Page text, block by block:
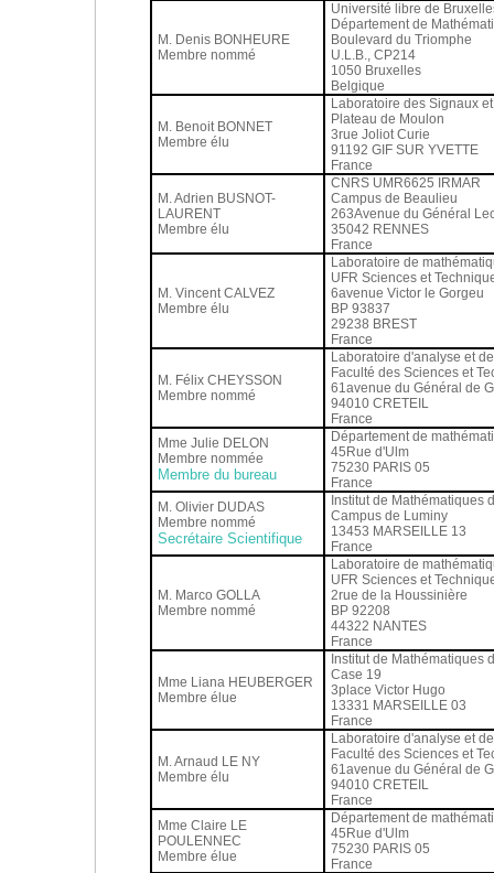
M. Denis BONHEURE
Membre nommé
Université libre de
Département de
Boulevard du Triomphe
U.L.B., CP214
1050 Bruxelles
Belgique
M. Benoit BONNET
Membre élu
Laboratoire des Signaux
Plateau de Moulon
3rue Joliot Curie
91192 GIF SUR YVETTE
France
M. Adrien BUSNOT-
LAURENT
Membre élu
CNRS UMR6625 IRMAR
Campus de Beaulieu
263Avenue du Général
35042 RENNES
France
M. Vincent CALVEZ
Membre élu
Laboratoire de
UFR Sciences et
6avenue Victor le Gorgeu
BP 93837
29238 BREST
France
M. Félix CHEYSSON
Membre nommé
Laboratoire d'analyse et
Faculté des Sciences et
61avenue du Général de
94010 CRETEIL
France
Mme Julie DELON
Membre nommée
Membre du bureau
Département de
45Rue d'Ulm
75230 PARIS 05
France
M. Olivier DUDAS
Membre nommé
Secrétaire Scientifique
Institut de Mathématiques
Campus de Luminy
13453 MARSEILLE 13
France
M. Marco GOLLA
Membre nommé
Laboratoire de
UFR Sciences et
2rue de la Houssinière
BP 92208
44322 NANTES
France
Mme Liana HEUBERGER
Membre élue
Institut de Mathématiques
Case 19
3place Victor Hugo
13331 MARSEILLE 03
France
M. Arnaud LE NY
Membre élu
Laboratoire d'analyse et
Faculté des Sciences et
61avenue du Général de
94010 CRETEIL
France
Mme Claire LE
POULENNEC
Membre élue
Département de
45Rue d'Ulm
75230 PARIS 05
France